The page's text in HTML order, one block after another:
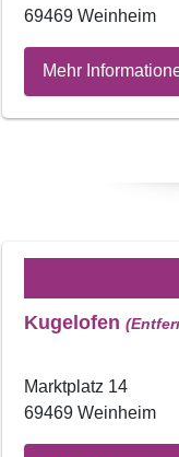
69469 Weinheim
Mehr
Kugelofen
Marktplatz 14
69469 Weinheim